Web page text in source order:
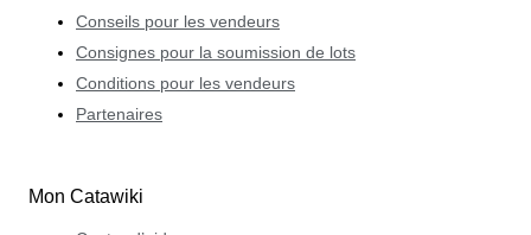
Conseils pour les vendeurs
Consignes pour la soumission de lots
Conditions pour les vendeurs
Partenaires
Mon Catawiki